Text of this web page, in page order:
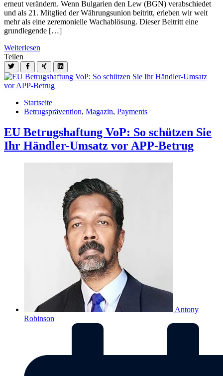
erneut verändern. Wenn Bulgarien den Lew (BGN) verabschiedet
und als 21. Mitglied der Währungsunion beitritt, erleben wir weit
mehr als eine zeremonielle Wachablösung. Dieser Beitritt eine
grundlegende […]
Weiterlesen
Teilen
Startseite
Betrugsprävention, Magazin, Payments
EU Betrugshaftung VoP: So schützen Sie
Ihr Händler-Umsatz vor APP-Betrug
Antony
Robinson